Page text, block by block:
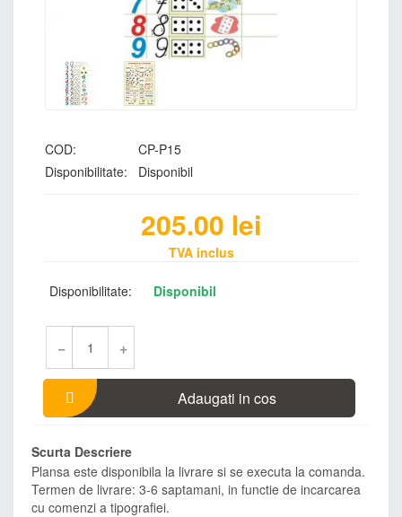
COD:
CP-P15
Disponibilitate:
Disponibil
205.00 lei
TVA inclus
Disponibilitate: Disponibil
− +
Adaugati in cos
Scurta Descriere
Plansa este disponibila la livrare si se executa la comanda.
Termen de livrare: 3-6 saptamani, in functie de incarcarea
cu comenzi a tipografiei.